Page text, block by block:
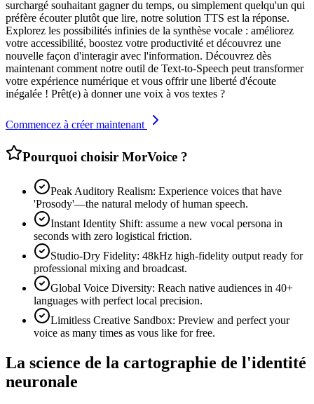
surchargé souhaitant gagner du temps, ou simplement quelqu'un qui
préfère écouter plutôt que lire, notre solution TTS est la réponse.
Explorez les possibilités infinies de la synthèse vocale : améliorez
votre accessibilité, boostez votre productivité et découvrez une
nouvelle façon d'interagir avec l'information. Découvrez dès
maintenant comment notre outil de Text-to-Speech peut transformer
votre expérience numérique et vous offrir une liberté d'écoute
inégalée ! Prêt(e) à donner une voix à vos textes ?
Commencez à créer maintenant
Pourquoi choisir MorVoice ?
Peak Auditory Realism: Experience voices that have
'Prosody'—the natural melody of human speech.
Instant Identity Shift: assume a new vocal persona in
seconds with zero logistical friction.
Studio-Dry Fidelity: 48kHz high-fidelity output ready for
professional mixing and broadcast.
Global Voice Diversity: Reach native audiences in 40+
languages with perfect local precision.
Limitless Creative Sandbox: Preview and perfect your
voice as many times as vous like for free.
La science de la cartographie de l'identité
neuronale